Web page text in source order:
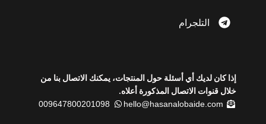
التلجرام
إذا كان لديك أي أسئلة حول المنتجات، يمكنك الاتصال بنا من
خلال قنوات الاتصال المذكورة أعلاه.
hello@hasanalobaide.com
009647800201098